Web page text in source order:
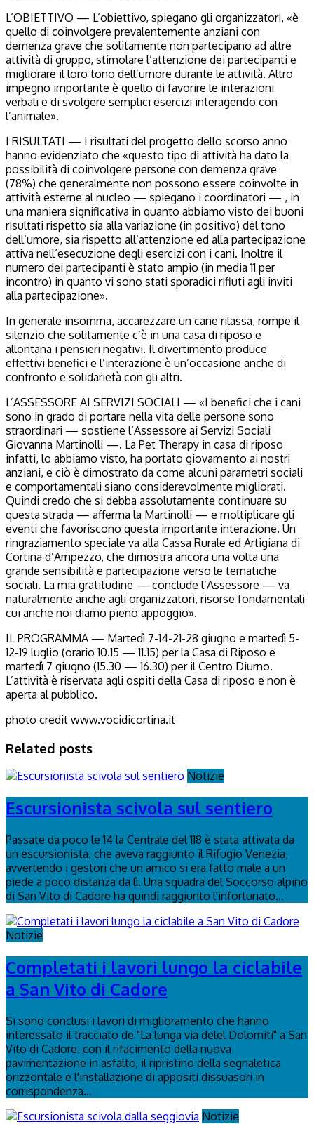
L’OBIETTIVO — L’obiettivo, spiegano gli organizzatori, «è
quello di coinvolgere prevalentemente anziani con
demenza grave che solitamente non partecipano ad altre
attività di gruppo, stimolare l’attenzione dei partecipanti e
migliorare il loro tono dell’umore durante le attività. Altro
impegno importante è quello di favorire le interazioni
verbali e di svolgere semplici esercizi interagendo con
l’animale».
I RISULTATI — I risultati del progetto dello scorso anno
hanno evidenziato che «questo tipo di attività ha dato la
possibilità di coinvolgere persone con demenza grave
(78%) che generalmente non possono essere coinvolte in
attività esterne al nucleo — spiegano i coordinatori — , in
una maniera significativa in quanto abbiamo visto dei buoni
risultati rispetto sia alla variazione (in positivo) del tono
dell’umore, sia rispetto all’attenzione ed alla partecipazione
attiva nell’esecuzione degli esercizi con i cani. Inoltre il
numero dei partecipanti è stato ampio (in media 11 per
incontro) in quanto vi sono stati sporadici rifiuti agli inviti
alla partecipazione».
In generale insomma, accarezzare un cane rilassa, rompe il
silenzio che solitamente c’è in una casa di riposo e
allontana i pensieri negativi. Il divertimento produce
effettivi benefici e l’interazione è un’occasione anche di
confronto e solidarietà con gli altri.
L’ASSESSORE AI SERVIZI SOCIALI — «I benefici che i cani
sono in grado di portare nella vita delle persone sono
straordinari — sostiene l’Assessore ai Servizi Sociali
Giovanna Martinolli —. La Pet Therapy in casa di riposo
infatti, lo abbiamo visto, ha portato giovamento ai nostri
anziani, e ciò è dimostrato da come alcuni parametri sociali
e comportamentali siano considerevolmente migliorati.
Quindi credo che si debba assolutamente continuare su
questa strada — afferma la Martinolli — e moltiplicare gli
eventi che favoriscono questa importante interazione. Un
ringraziamento speciale va alla Cassa Rurale ed Artigiana di
Cortina d’Ampezzo, che dimostra ancora una volta una
grande sensibilità e partecipazione verso le tematiche
sociali. La mia gratitudine — conclude l’Assessore — va
naturalmente anche agli organizzatori, risorse fondamentali
cui anche noi diamo pieno appoggio».
IL PROGRAMMA — Martedì 7-14-21-28 giugno e martedì 5-
12-19 luglio (orario 10.15 — 11.15) per la Casa di Riposo e
martedì 7 giugno (15.30 — 16.30) per il Centro Diurno.
L’attività è riservata agli ospiti della Casa di riposo e non è
aperta al pubblico.
photo credit www.vocidicortina.it
Related posts
Notizie
Escursionista scivola sul sentiero
Passate da poco le 14 la Centrale del 118 è stata attivata da
un escursionista, che aveva raggiunto il Rifugio Venezia,
avvertendo i gestori che un amico si era fatto male a un
piede a poco distanza da lì. Una squadra del Soccorso alpino
di San Vito di Cadore ha quindi raggiunto l'infortunato...
Notizie
Completati i lavori lungo la ciclabile
a San Vito di Cadore
Si sono conclusi i lavori di miglioramento che hanno
interessato il tracciato de "La lunga via delel Dolomiti" a San
Vito di Cadore, con il rifacimento della nuova
pavimentazione in asfalto, il ripristino della segnaletica
orizzontale e l'installazione di appositi dissuasori in
corrispondenza...
Notizie